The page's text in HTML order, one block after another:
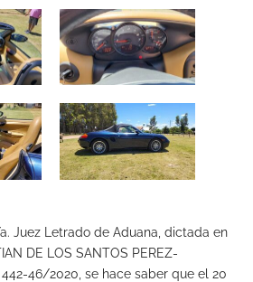
Juez Letrado de Aduana, dictada en
DE LOS SANTOS PEREZ-
442-46/2020, se hace saber que el 20